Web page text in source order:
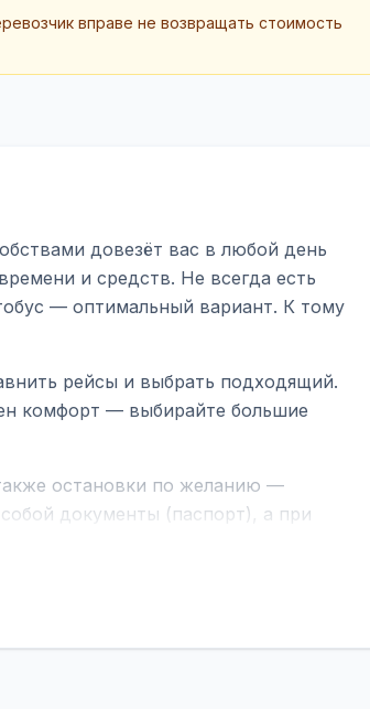
вправе не возвращать стоимость
довезёт вас в любой день
и средств. Не всегда есть
— оптимальный вариант. К тому
рейсы и выбрать подходящий.
комфорт — выбирайте большие
остановки по желанию —
документы (паспорт), а при
отопление, зарядка